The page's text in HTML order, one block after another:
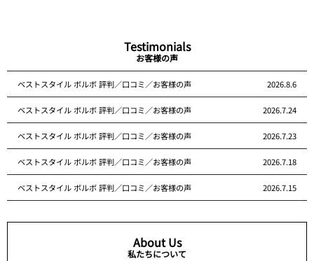
Testimonials
お客様の声
ベストスタイル ボルボ 評判／口コミ／お客様の声 2026.8.6
ベストスタイル ボルボ 評判／口コミ／お客様の声 2026.7.24
ベストスタイル ボルボ 評判／口コミ／お客様の声 2026.7.23
ベストスタイル ボルボ 評判／口コミ／お客様の声 2026.7.18
ベストスタイル ボルボ 評判／口コミ／お客様の声 2026.7.15
About Us
私たちについて